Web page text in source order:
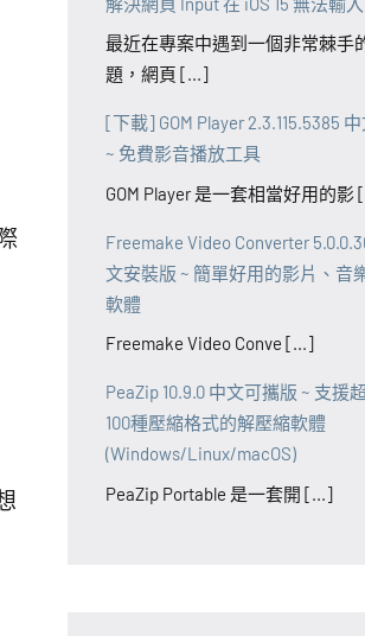
最近在專案中遇到一個非常棘手
題，網頁 [...]
[下載] GOM Player 2.3.115.5385
~ 免費影音播放工具
GOM Player 是一套相當好用的影
Freemake Video Converter
文安裝版 ~ 簡單好用的影片、音
軟體
Freemake Video Conve [...]
PeaZip 10.9.0 中文可攜版 ~ 支援
100種壓縮格式的解壓縮軟體
(Windows/Linux/macOS)
PeaZip Portable 是一套開 [...]